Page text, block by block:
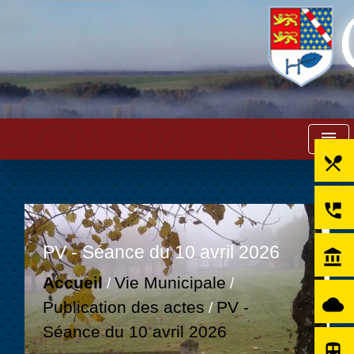
menu
PV - Séance du 10 avril 2026
Accueil / Vie Municipale/
Publication des actes / PV -
Séance du 10 avril 2026
local_dining
perm_phone_msg
account_balance
cloud